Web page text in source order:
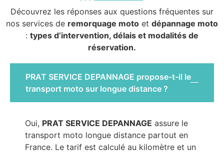
Découvrez les réponses aux questions fréquentes sur
nos services de remorquage moto et dépannage moto
: types d’intervention, délais et modalités de
réservation.
PRAT SERVICE DEPANNAGE propose-t-il le
transport moto sur longue distance ?
Oui, PRAT SERVICE DEPANNAGE assure le
transport moto longue distance partout en
France. Le tarif est calculé au kilomètre et un